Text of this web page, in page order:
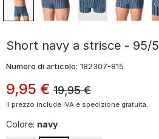
Short navy a strisce - 95/5
Numero di articolo: 182307-815
9,95 € 19,95€
Il prezzo include IVA e spedizione gratuita.
Colore: navy